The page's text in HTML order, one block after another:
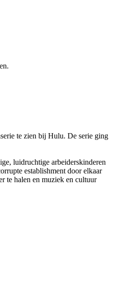
te zien bij Hulu. De serie ging
luidruchtige arbeiderskinderen
establishment door elkaar
te halen en muziek en cultuur